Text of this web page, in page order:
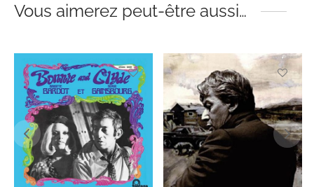
Vous aimerez peut-être aussi…